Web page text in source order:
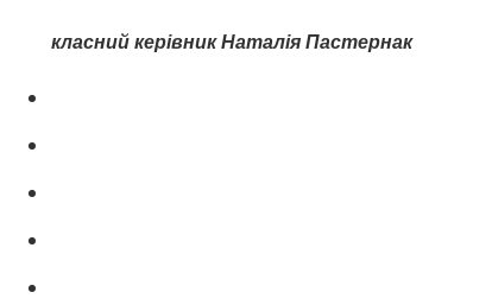
класний керівник Наталія Пастернак